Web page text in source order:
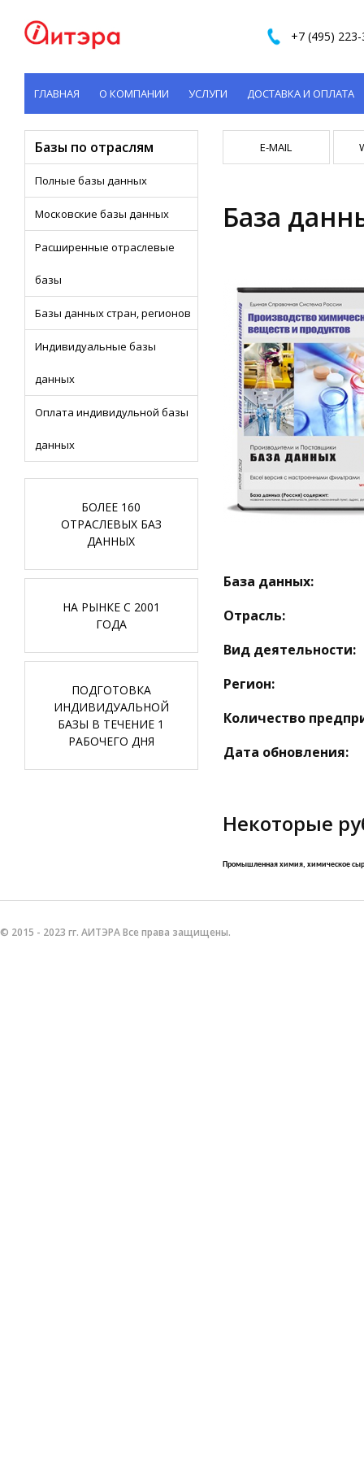
+7 (495)
ГЛАВНАЯ О КОМПАНИИ УСЛУГИ ДОСТАВКА И ОПЛАТА
КОНТАКТЫ
Базы по отраслям
Полные базы данных
Московские базы данных
Расширенные отраслевые
базы
Базы данных стран, регионов
Индивидуальные базы
данных
Оплата индивидульной базы
данных
БОЛЕЕ 160
ОТРАСЛЕВЫХ БАЗ
ДАННЫХ
НА РЫНКЕ С 2001
ГОДА
ПОДГОТОВКА
ИНДИВИДУАЛЬНОЙ
БАЗЫ В ТЕЧЕНИЕ 1
РАБОЧЕГО ДНЯ
E-MAIL
База
База данных:
Отрасль:
Вид деятельности:
Регион:
Количество
Дата обновления:
Некоторые
Промышленная химия, химическое
© 2015 - 2023 гг. АИТЭРА Все права защищены.